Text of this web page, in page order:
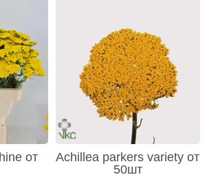
от
Achillea parkers variety от
50шт